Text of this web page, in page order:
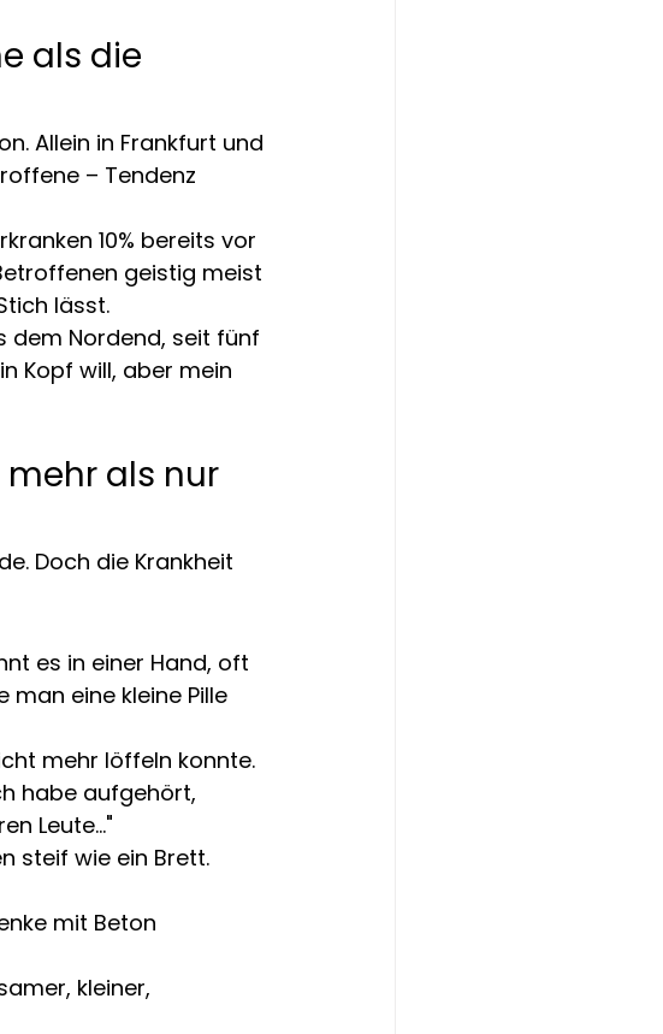
als die
Allein in Frankfurt und
– Tendenz
10% bereits vor
geistig meist
lässt.
dem Nordend, seit fünf
Kopf will, aber mein
als nur
Doch die Krankheit
es in einer Hand, oft
man eine kleine Pille
mehr löffeln konnte.
habe aufgehört,
Leute..."
steif wie ein Brett.
mit Beton
kleiner,